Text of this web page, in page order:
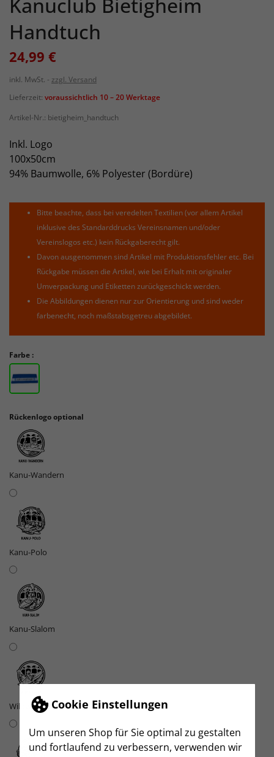
Cookie Einstellungen
Um unseren Shop für Sie optimal zu gestalten
und fortlaufend zu verbessern, verwenden wir
Handtuch
24,99 €
inkl. MwSt.
zzgl. Versand
Lieferzeit: voraussichtlich 10 – 20 Werktage
Artikel-Nr.: bietigheim_handtuch
Inkl. Logo
100x50cm
94% Baumwolle, 6% Polyester (Bordüre)
Bitte beachte, dass bei veredelten Textilien (vor allem Artikel
inklusive des Standarddrucks Vereinsnamen und/oder
Vereinslogos etc.) kein Rückgaberecht gilt.
Davon ausgenommen sind Artikel mit Produktionsfehler etc. Bei
Rückgabe müssen die Artikel, wie bei Erhalt mit originaler
Umverpackung und Etiketten zurückgeschickt werden.
Die Abbildungen dienen nur zur Orientierung und sind weder
farbenecht, noch maßstabsgetreu abgebildet.
Farbe :
Rückenlogo optional
Kanu-Wandern
Kanu-Polo
Kanu-Slalom
Wildwasser